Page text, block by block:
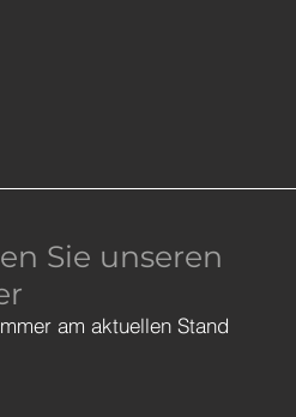
Sie unseren
am aktuellen Stand